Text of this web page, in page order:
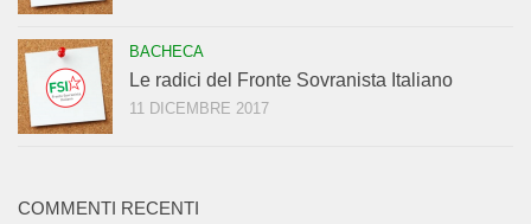
BACHECA
Le radici del Fronte Sovranista Italiano
11 DICEMBRE 2017
COMMENTI RECENTI